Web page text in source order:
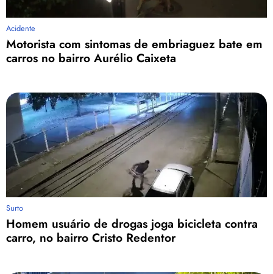
Acidente
Motorista com sintomas de embriaguez bate em
carros no bairro Aurélio Caixeta
Surto
Homem usuário de drogas joga bicicleta contra
carro, no bairro Cristo Redentor